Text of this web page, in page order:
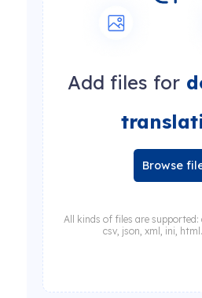
Add files for
Browse
All kinds of files are supported:
csv, json, xml, ini,